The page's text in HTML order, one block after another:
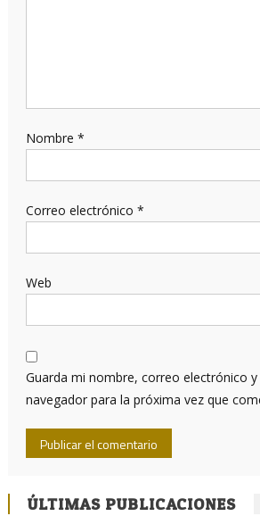
Nombre *
Correo electrónico *
Web
Guarda mi nombre, correo electrónico
navegador para la próxima vez que
ÚLTIMAS PUBLICACIONES